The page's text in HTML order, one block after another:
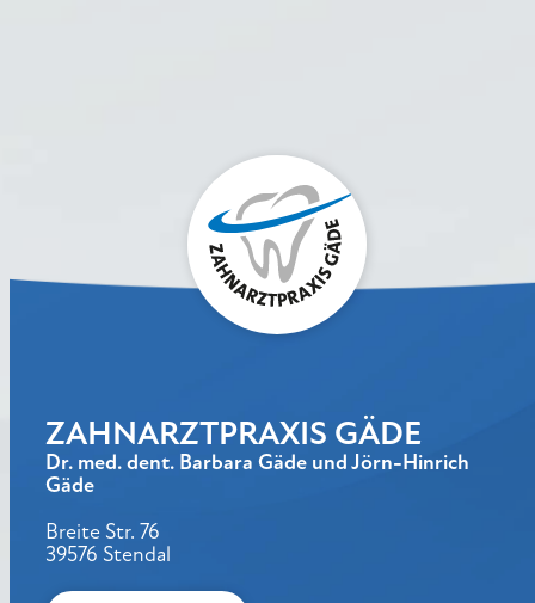
ZAHNARZTPRAXIS GÄDE
Dr. med. dent. Barbara Gäde und Jörn-Hinrich
Gäde
Breite Str. 76
39576 Stendal